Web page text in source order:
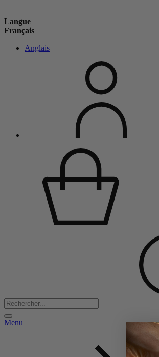
Langue
Français
Anglais
Menu